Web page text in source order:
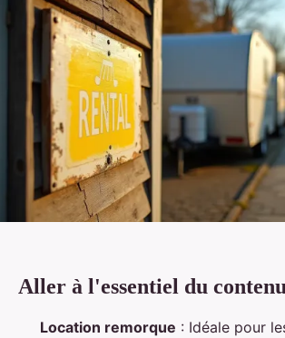
Aller à l'essentiel du contenu
Location remorque : Idéale pour